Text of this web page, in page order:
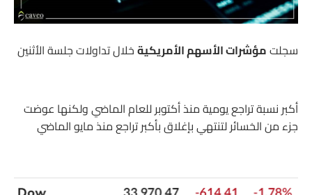
سجلتمؤشرات الأسهم الأمريكيةخلال تداولات جلسة الأثنين
أكبر نسبة تراجع يومية منذ أكتوبر للعام الماضي ولكنها عوضت
جزء من الخسائر لتنتهي بإغلاق بأكبر تراجع منذ مايو الماضي